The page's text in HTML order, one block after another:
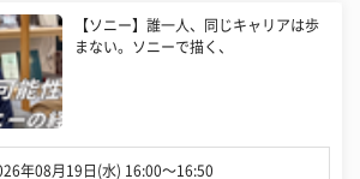
【ソニー】誰一人、同じキャリアは歩
まない。ソニーで描く、
年08月19日(水) 16:00〜16:50